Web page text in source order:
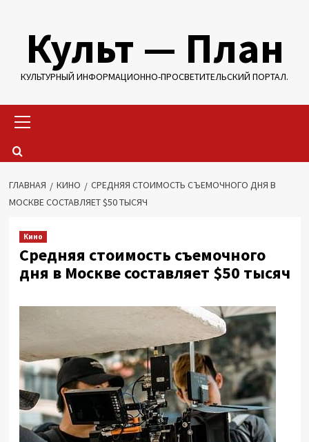
содержимому
Культ — План
КУЛЬТУРНЫЙ ИНФОРМАЦИОННО-ПРОСВЕТИТЕЛЬСКИЙ ПОРТАЛ.
меню
ГЛАВНАЯ КИНО
СРЕДНЯЯ СТОИМОСТЬ СЪЕМОЧНОГО ДНЯ В
МОСКВЕ СОСТАВЛЯЕТ $50 ТЫСЯЧ
Кино
Средняя стоимость съемочного
дня в Москве составляет $50 тысяч